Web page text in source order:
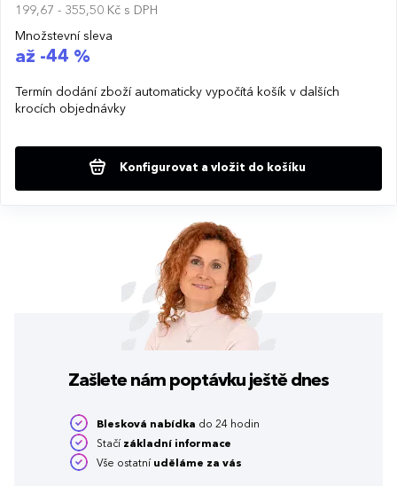
199,67 - 355,50 Kč s DPH
Množstevní sleva
až -44 %
Termín dodání zboží automaticky vypočítá košík v dalších
krocích objednávky
Konfigurovat a vložit do košíku
Zašlete nám poptávku ještě dnes
Blesková nabídka do 24 hodin
Stačí základní informace
Vše ostatní uděláme za vás